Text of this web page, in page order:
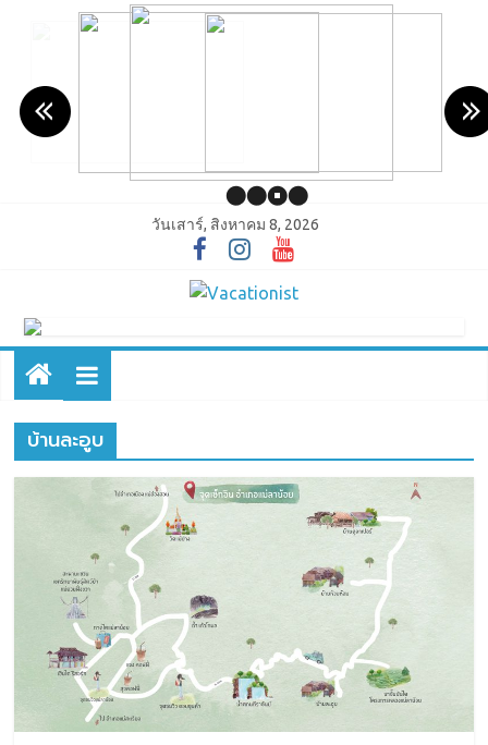
วันเสาร์, สิงหาคม 8, 2026
บ้านละอูบ